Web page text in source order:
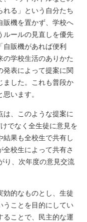
れる」という自分たち
販機を置かず、学校へ
ルールの見直しを優先
販機があれば便利
の学校生活のありかた
発表によって提案に関
ました。これも普段か
います。
、このような提案に
でなく全生徒に意見を
結果も全校生で共有し
校生によって共有さ
り、次年度の意見交流
的なものとし、生徒
うことを目的にしてい
ることで、民主的な運